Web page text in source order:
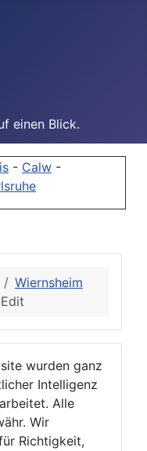
einen Blick.
- Calw -
Wiernsheim
wurden ganz
Intelligenz
Alle
Wir
Richtigkeit,